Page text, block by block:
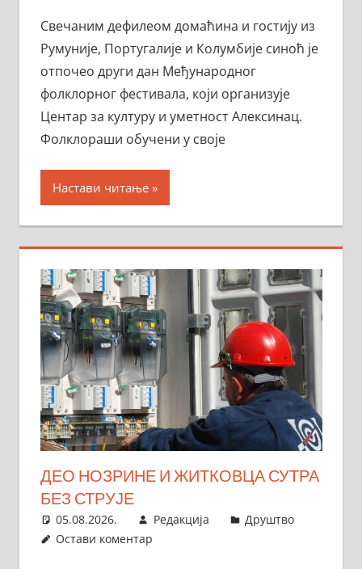
Свечаним дефилеом домаћина и гостију из
Румуније, Португалије и Колумбије синоћ је
отпочео други дан Међународног
фолклорног фестивала, који организује
Центар за културу и уметност Алексинац.
Фолклораши обучени у своје
Настави читање
ДЕО НОЗРИНЕ И ЖИТКОВЦА СУТРА
БЕЗ СТРУЈЕ
05.08.2026. Редакција
Друштво
Остави коментар